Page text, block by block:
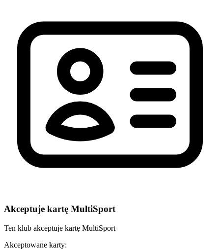
Akceptuje kartę MultiSport
Ten klub akceptuje kartę MultiSport
Akceptowane karty: